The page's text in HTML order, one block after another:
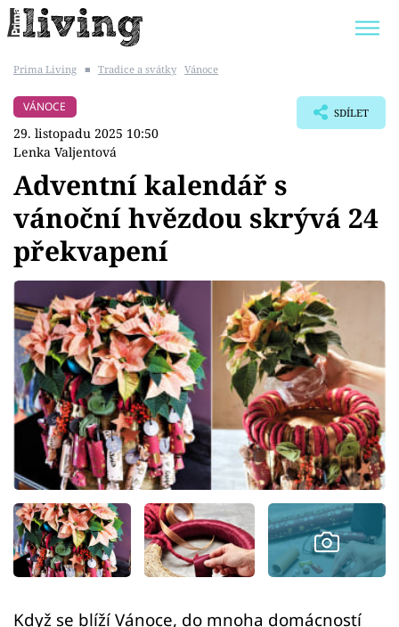
BYDLENÍ SLAVNÝCH
Témata
Bydlení
Zahrada
Design
Sledujte prima+
Přihlášení
Sledujte nás
Prima Living ■ Tradice a svátky Vánoce
VÁNOCE
29. listopadu 2025 10:50
Lenka Valjentová
SDÍLET
Adventní kalendář s
vánoční hvězdou skrývá 24
překvapení
Když se blíží Vánoce, do mnoha domácností